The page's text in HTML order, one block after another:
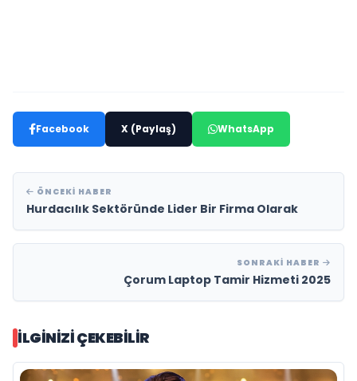
Facebook X (Paylaş) WhatsApp
ÖNCEKI HABER
Hurdacılık Sektöründe Lider Bir Firma Olarak
SONRAKI HABER
Çorum Laptop Tamir Hizmeti 2025
İLGINIZI ÇEKEBILIR